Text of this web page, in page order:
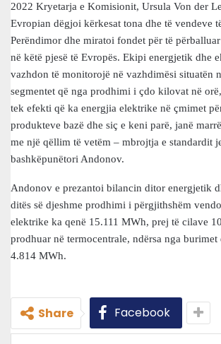
2022 Kryetarja e Komisionit, Ursula Von der
Evropian dëgjoi kërkesat tona dhe të vendeve
Perëndimor dhe miratoi fondet për të
në këtë pjesë të Evropës. Ekipi energjetik dhe
vazhdon të monitorojë në vazhdimësi situatën
segmentet që nga prodhimi i çdo kilovat në
tek efekti që ka energjia elektrike në çmimet
produkteve bazë dhe siç e keni parë, janë
me një qëllim të vetëm – mbrojtja e standardit
bashkëpunëtori Andonov.
Andonov e prezantoi bilancin ditor energjetik
ditës së djeshme prodhimi i përgjithshëm
elektrike ka qenë 15.111 MWh, prej të cilave
prodhuar në termocentrale, ndërsa nga burimet
4.814 MWh.
Share Facebook